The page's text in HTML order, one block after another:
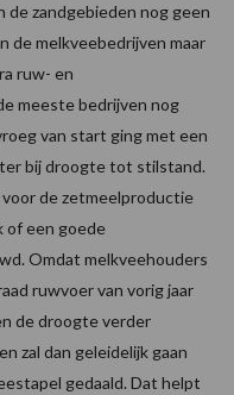
zandgebieden nog geen
de melkveebedrijven maar
ruw- en
meeste bedrijven nog
van start ging met een
bij droogte tot stilstand.
de zetmeelproductie
of een goede
Omdat melkveehouders
ruwvoer van vorig jaar
de droogte verder
zal dan geleidelijk gaan
gedaald. Dat helpt